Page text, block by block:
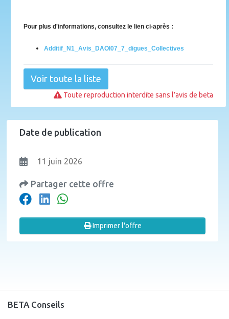
Pour plus d'informations, consultez le lien ci-après :
Additif_N1_Avis_DAOI07_7_digues_Collectives
Voir toute la liste
Toute reproduction interdite sans l’avis de beta
Date de publication
11 juin 2026
Partager cette offre
Imprimer l'offre
BETA Conseils